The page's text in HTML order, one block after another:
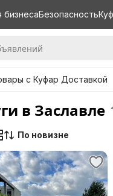
бизнесаБезопасность
с Куфар Доставкой
в Заславле
По новизне